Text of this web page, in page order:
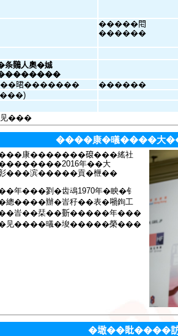
�����𨳍
������
𪆴人奧�娍
������
����)
���
����康�㬢����大
康�������𥕦���䌊社
年��大
���滨�����貢�㭱��
���剹�齿䲰1970年�眏�钅
����辦�峕秄��表�𡁜銁工
峕��栞��𣂼�����年���
�见����㬢�埈�����榮���
�𡑒��䀝����訪